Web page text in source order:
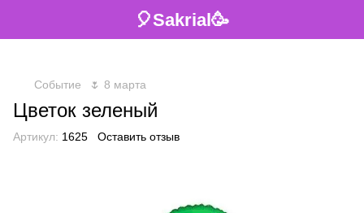
🎈Sakrial🥳
Событие 🌷 8 марта
Цветок зеленый
Артикул: 1625 Оставить отзыв